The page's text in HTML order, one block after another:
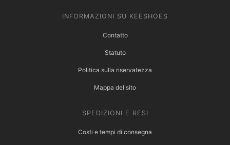
INFORMAZIONI SU KEESHOES
Contatto
Statuto
Politica sulla riservatezza
Mappa del sito
SPEDIZIONI E RESI
Costi e tempi di consegna